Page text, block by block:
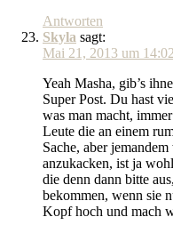
Antworten
Skyla sagt:
Mai 21, 2013 um
Yeah Masha, gib’s
Super Post. Du hast
was man macht,
Leute die an einem
Sache, aber
anzukacken, ist ja
die denn dann bitte
bekommen, wenn sie
Kopf hoch und mach